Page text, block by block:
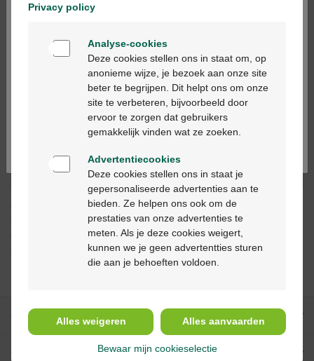
Bestellen
Op voorraad online
+
Max. aantal = 3
werkdag geleverd
levering in je Multipharma apotheek
levering thuis vanaf €55
betalen
Klantendienstvia chat ofcontactformulier
Onze diensten
Over Multipharma
Bienvenue
Ga verder in het nederlands
Continuez en français
Privacy policy
Analyse-cookies
Deze cookies stellen ons in staat om, op
anonieme wijze, je bezoek aan onze site
beter te begrijpen. Dit helpt ons om onze
site te verbeteren, bijvoorbeeld door
ervoor te zorgen dat gebruikers
gemakkelijk vinden wat ze zoeken.
Advertentiecookies
Deze cookies stellen ons in staat je
gepersonaliseerde advertenties aan te
bieden. Ze helpen ons ook om de
prestaties van onze advertenties te
meten. Als je deze cookies weigert,
kunnen we je geen advertentties sturen
die aan je behoeften voldoen.
Alles weigeren Alles aanvaarden
Bewaar mijn cookieselectie